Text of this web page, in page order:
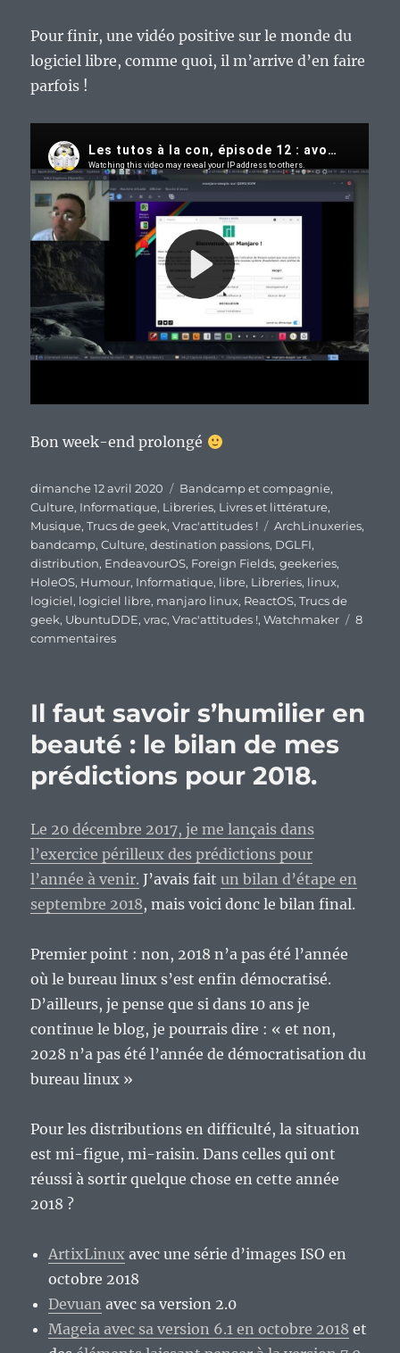
Pour finir, une vidéo positive sur le monde du
logiciel libre, comme quoi, il m’arrive d’en faire
parfois !
Bon week-end prolongé
Publié
le
dimanche 12 avril 2020 Catégories
Bandcamp et compagnie,
Culture, Informatique, Libreries, Livres et littérature,
Musique,Trucs de geek,Vrac'attitudes ! Étiquettes
ArchLinuxeries,
bandcamp,Culture,destination passions, DGLFI,
distribution, EndeavourOS, Foreign Fields,geekeries,
HoleOS, Humour, Informatique, libre, Libreries, linux,
logiciel, logiciel libre, manjaro linux, ReactOS,Trucs de
geek, UbuntuDDE,vrac,Vrac'attitudes !,Watchmaker
8
commentairessur
dimanche
de
Pâques
confiné.
Il faut savoir s’humilier en
beauté : le bilan de mes
prédictions pour 2018.
Le 20 décembre 2017, je me lançais dans
l’exercice périlleux des prédictions pour
l’année à venir. J’avais faitun bilan d’étape en
septembre 2018, mais voici donc le bilan final.
Premier point : non, 2018 n’a pas été l’année
où le bureau linux s’est enfin démocratisé.
D’ailleurs, je pense que si dans 10 ans je
continue le blog, je pourrais dire : « et non,
2028 n’a pas été l’année de démocratisation du
bureau linux »
Pour les distributions en difficulté, la situation
est mi-figue, mi-raisin. Dans celles qui ont
réussi à sortir quelque chose en cette année
2018 ?
ArtixLinux avec une série d’images ISO en
octobre 2018
Devuan avec sa version 2.0
Mageia avec sa version 6.1 en octobre 2018 et